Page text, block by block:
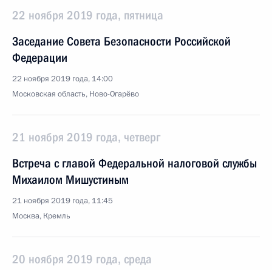
22 ноября 2019 года, пятница
Заседание Совета Безопасности Российской
Федерации
22 ноября 2019 года, 14:00
Московская область, Ново-Огарёво
21 ноября 2019 года, четверг
Встреча с главой Федеральной налоговой службы
Михаилом Мишустиным
21 ноября 2019 года, 11:45
Москва, Кремль
20 ноября 2019 года, среда